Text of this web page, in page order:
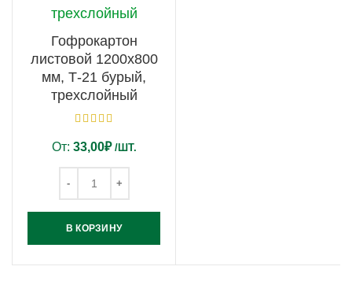
Гофрокартон
листовой 1200х800
мм, Т-21 бурый,
трехслойный
От: 33,00₽ /ШТ.
В КОРЗИНУ